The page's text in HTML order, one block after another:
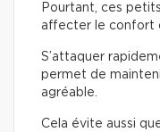
Pourtant, ces
affecter le confort
S’attaquer
permet de
agréable.
Cela évite aussi